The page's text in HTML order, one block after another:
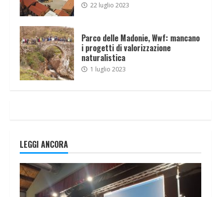
22 luglio 2023
Parco delle Madonie, Wwf: mancano
i progetti di valorizzazione
naturalistica
1 luglio 2023
LEGGI ANCORA